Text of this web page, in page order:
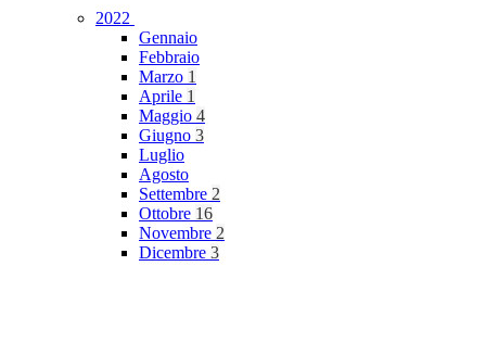
2022
Gennaio
Febbraio
Marzo 1
Aprile 1
Maggio 4
Giugno 3
Luglio
Agosto
Settembre 2
Ottobre 16
Novembre 2
Dicembre 3